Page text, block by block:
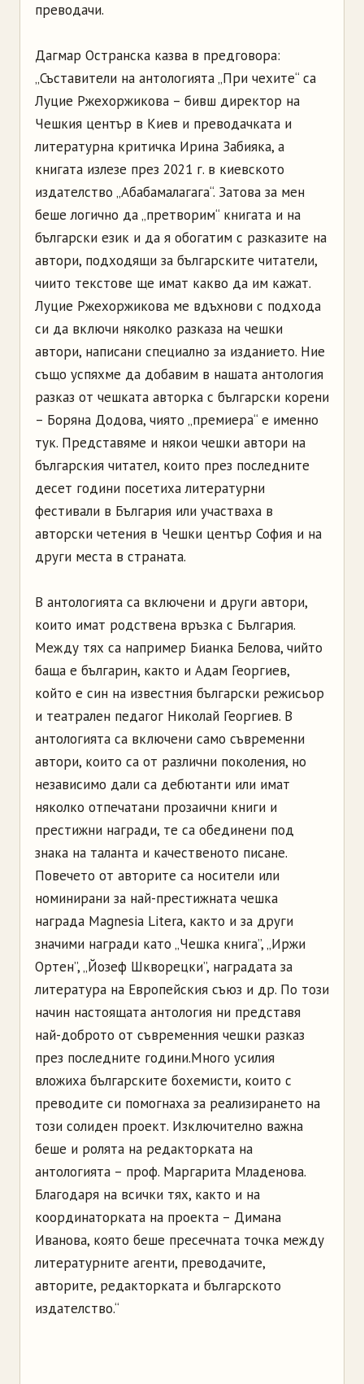
преводачи.
Дагмар Остранска казва в предговора:
„Съставители на антологията „При чехите“ са
Луцие Ржехоржикова – бивш директор на
Чешкия център в Киев и преводачката и
литературна критичка Ирина Забияка, а
книгата излезе през 2021 г. в киевското
издателство „Абабамалагага“. Затова за мен
беше логично да „претворим“ книгата и на
български език и да я обогатим с разказите на
автори, подходящи за българските читатели,
чиито текстове ще имат какво да им кажат.
Луцие Ржехоржикова ме вдъхнови с подхода
си да включи няколко разказа на чешки
автори, написани специално за изданието. Ние
също успяхме да добавим в нашата антология
разказ от чешката авторка с български корени
– Боряна Додова, чиято „премиера“ е именно
тук. Представяме и някои чешки автори на
българския читател, които през последните
десет години посетиха литературни
фестивали в България или участваха в
авторски четения в Чешки център София и на
други места в страната.
В антологията са включени и други автори,
които имат родствена връзка с България.
Между тях са например Бианка Белова, чийто
баща е българин, както и Адам Георгиев,
който е син на известния български режисьор
и театрален педагог Николай Георгиев. В
антологията са включени само съвременни
автори, които са от различни поколения, но
независимо дали са дебютанти или имат
няколко отпечатани прозаични книги и
престижни награди, те са обединени под
знака на таланта и качественото писане.
Повечето от авторите са носители или
номинирани за най-престижната чешка
награда Magnesia Litera, както и за други
значими награди като „Чешка книга”, „Иржи
Ортен”, „Йозеф Шкворецки”, наградата за
литература на Европейския съюз и др. По този
начин настоящата антология ни представя
най-доброто от съвременния чешки разказ
през последните години.Много усилия
вложиха българските бохемисти, които с
преводите си помогнаха за реализирането на
този солиден проект. Изключително важна
беше и ролята на редакторката на
антологията – проф. Маргарита Младенова.
Благодаря на всички тях, както и на
координаторката на проекта – Димана
Иванова, която беше пресечната точка между
литературните агенти, преводачите,
авторите, редакторката и българското
издателство.“